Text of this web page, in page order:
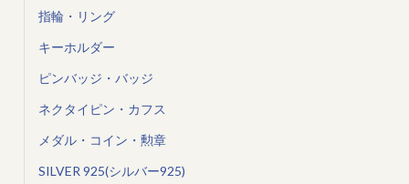
指輪・リング
キーホルダー
ピンバッジ・バッジ
ネクタイピン・カフス
メダル・コイン・勲章
SILVER 925(シルバー925)